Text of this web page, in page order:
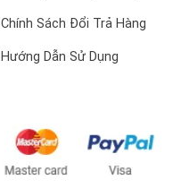
Chính Sách Đổi Trả Hàng
Hướng Dẫn Sử Dụng